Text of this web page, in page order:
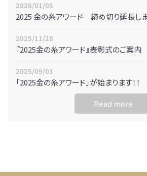
2026/01/05
2025 金の糸アワード 締め切り延長しま
2025/11/28
『2025金の糸アワード』表彰式のご案内
2025/09/01
「2025金の糸アワード」が始まります！！
Read more